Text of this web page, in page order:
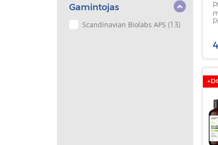
Gamintojas
Scandinavian Biolabs APS (13)